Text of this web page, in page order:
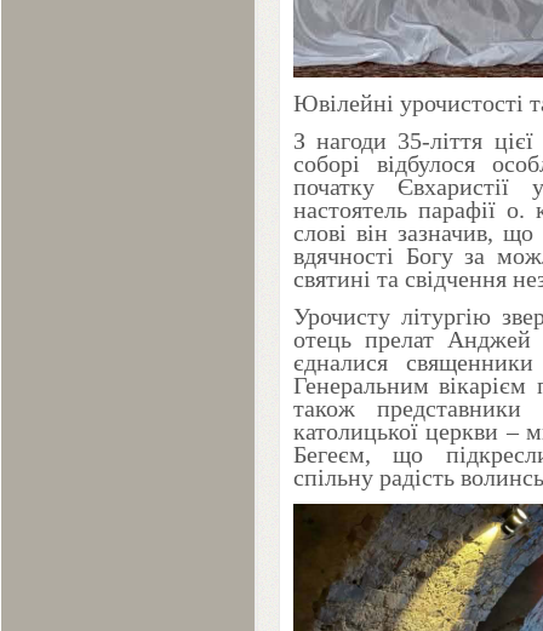
Ювілейні урочистості
З нагоди 35-ліття
соборі відбулося
початку Євхаристії
настоятель парафії
слові він зазначив,
вдячності Богу за
святині та свідчення
Урочисту літургію
отець прелат
єдналися
Генеральним
також представники
католицької церкви –
Бегеєм, що
спільну радість